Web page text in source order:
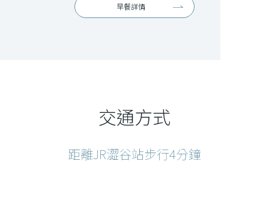
早餐詳情
交通方式
距離JR澀谷站步行4分鐘